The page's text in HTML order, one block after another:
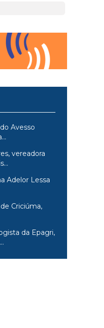
Avesso
vereadora
Adelor Lessa
Criciúma,
da Epagri,